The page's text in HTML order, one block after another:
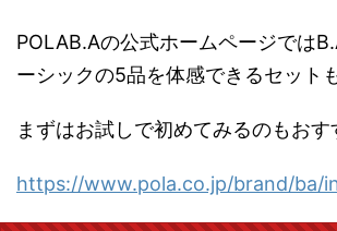
POLAB.Aの公式ホームページでは
ーシックの5品を体感できるセット
まずはお試しで初めてみるのもおす
https://www.pola.co.jp/brand/ba/